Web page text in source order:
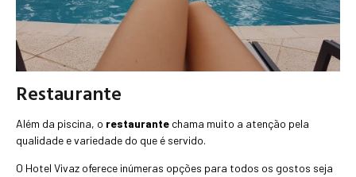
Restaurante
Além da piscina, o restaurante chama muito a atenção pela
qualidade e variedade do que é servido.
O Hotel Vivaz oferece inúmeras opções para todos os gostos seja